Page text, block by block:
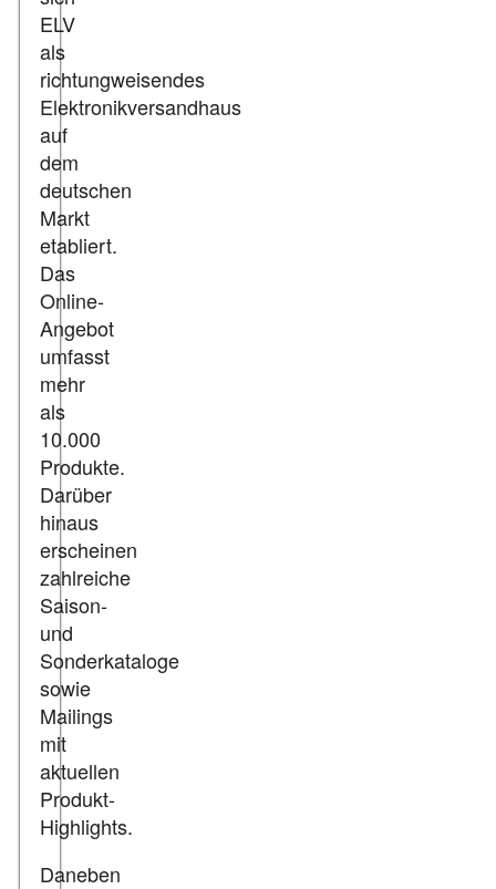
ELV
als
richtungweisendes
Elektronikversandhaus
auf
dem
deutschen
Markt
etabliert.
Das
Online-
Angebot
umfasst
mehr
als
10.000
Produkte.
Darüber
hinaus
erscheinen
zahlreiche
Saison-
und
Sonderkataloge
sowie
Mailings
mit
aktuellen
Produkt-
Highlights.
Daneben